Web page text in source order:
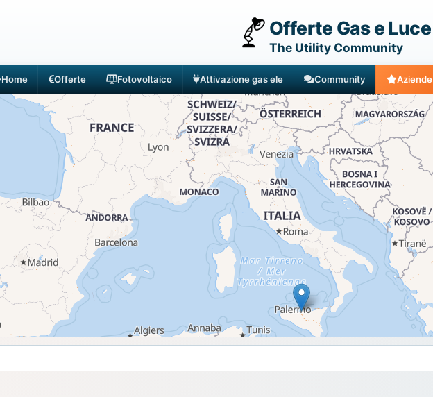
Offerte Gas e Luce
The Utility Community
Home Offerte Fotovoltaico Attivazione gas ele Community Aziende